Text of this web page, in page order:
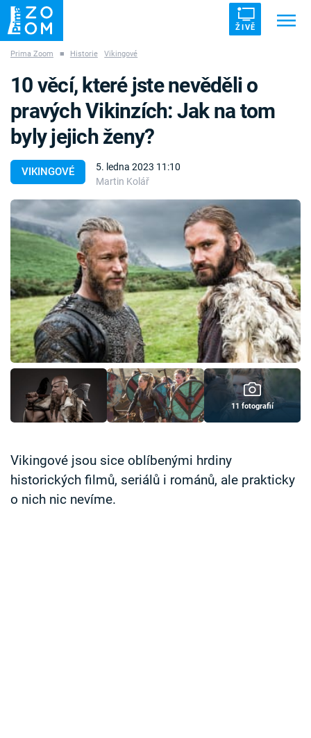
ŽIVĚ
ZÁHADY VETŘELCI DÁVNOVĚKU
Témata
Témata
Pořady
TV Program
Časopis
Sledujte prima+
Přihlášení
Sledujte nás
Prima Zoom ■ Historie Vikingové
VIKINGOVÉ
5. ledna 2023 11:10
Martin Kolář
10 věcí, které jste nevěděli o
pravých Vikinzích: Jak na tom
byly jejich ženy?
11 fotografií
Vikingové jsou sice oblíbenými hrdiny
historických filmů, seriálů i románů, ale prakticky
o nich nic nevíme.